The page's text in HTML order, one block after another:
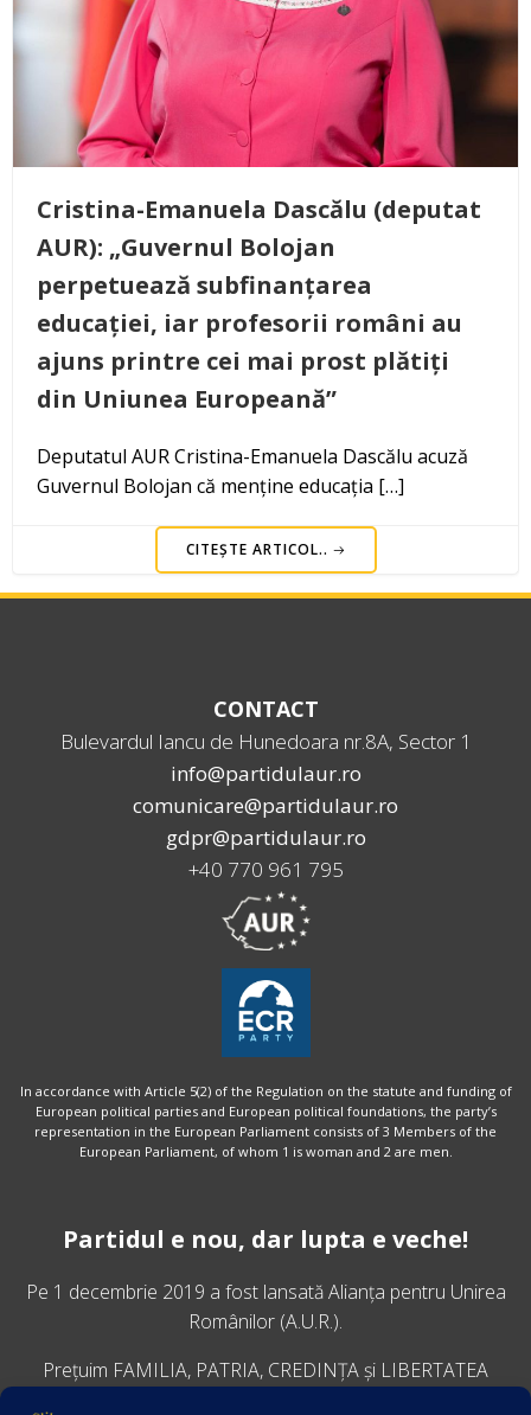
Cristina-Emanuela Dascălu (deputat
AUR): „Guvernul Bolojan
perpetuează subfinanțarea
educației, iar profesorii români au
ajuns printre cei mai prost plătiți
din Uniunea Europeană”
Deputatul AUR Cristina-Emanuela Dascălu acuză
Guvernul Bolojan că menține educația […]
CITEȘTE ARTICOL..
CONTACT
Bulevardul Iancu de Hunedoara nr.8A, Sector 1
info@partidulaur.ro
comunicare@partidulaur.ro
gdpr@partidulaur.ro
+40 770 961 795
In accordance with Article 5(2) of the Regulation on the statute and funding of
European political parties and European political foundations, the party’s
representation in the European Parliament consists of 3 Members of the
European Parliament, of whom 1 is woman and 2 are men.
Partidul e nou, dar lupta e veche!
Pe 1 decembrie 2019 a fost lansatăAlianța pentru Unirea
Românilor (A.U.R.).
Prețuim FAMILIA, PATRIA, CREDINȚA și LIBERTATEA